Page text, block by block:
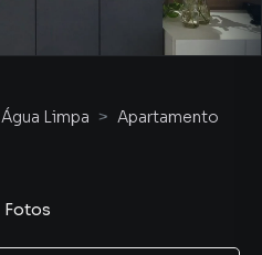
Água Limpa
Apartamento
Fotos